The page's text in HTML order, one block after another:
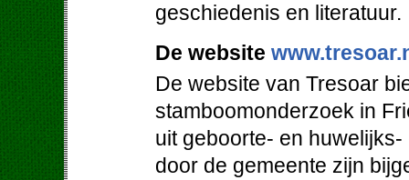
geschiedenis en literatuur.
De website
De website van Tresoar
stamboomonderzoek in
uit geboorte- en
door de gemeente zijn